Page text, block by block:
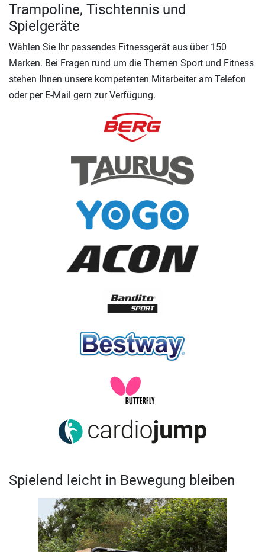
Trampoline, Tischtennis und
Spielgeräte
Wählen Sie Ihr passendes Fitnessgerät aus über 150
Marken. Bei Fragen rund um die Themen Sport und Fitness
stehen Ihnen unsere kompetenten Mitarbeiter am Telefon
oder per E-Mail gern zur Verfügung.
Spielend leicht in Bewegung bleiben